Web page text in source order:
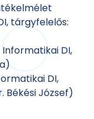
tárgyfelelős:
DI,
DI,
Békési József)